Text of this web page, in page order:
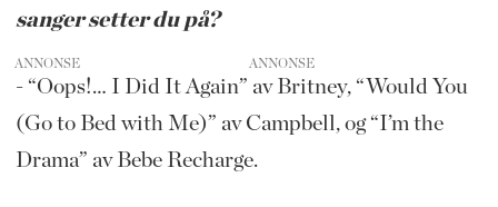
sanger setter du på?
ANNONSE
- “Oops!… I Did It Again” av Britney, “Would You
(Go to Bed with Me)” av Campbell, og “I’m the
Drama” av Bebe Recharge.